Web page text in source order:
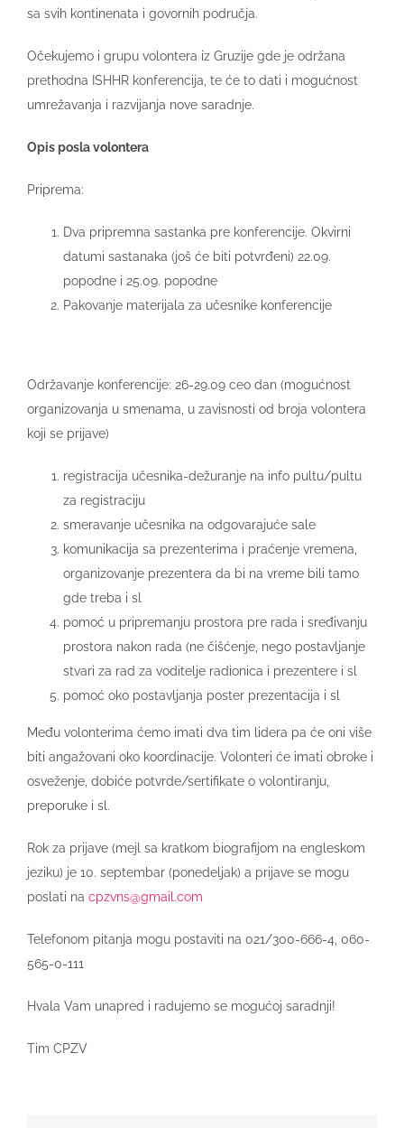
sa svih kontinenata i govornih područja.
Očekujemo i grupu volontera iz Gruzije gde je održana
prethodna ISHHR konferencija, te će to dati i mogućnost
umrežavanja i razvijanja nove saradnje.
Opis posla volontera
Priprema:
Dva pripremna sastanka pre konferencije. Okvirni
datumi sastanaka (još će biti potvrđeni) 22.09.
popodne i 25.09. popodne
Pakovanje materijala za učesnike konferencije
Održavanje konferencije: 26-29.09 ceo dan (mogućnost
organizovanja u smenama, u zavisnosti od broja volontera
koji se prijave)
registracija učesnika-dežuranje na info pultu/pultu
za registraciju
smeravanje učesnika na odgovarajuće sale
komunikacija sa prezenterima i praćenje vremena,
organizovanje prezentera da bi na vreme bili tamo
gde treba i sl
pomoć u pripremanju prostora pre rada i sređivanju
prostora nakon rada (ne čišćenje, nego postavljanje
stvari za rad za voditelje radionica i prezentere i sl
pomoć oko postavljanja poster prezentacija i sl
Među volonterima ćemo imati dva tim lidera pa će oni više
biti angažovani oko koordinacije. Volonteri će imati obroke i
osveženje, dobiće potvrde/sertifikate o volontiranju,
preporuke i sl.
Rok za prijave (mejl sa kratkom biografijom na engleskom
jeziku) je 10. septembar (ponedeljak) a prijave se mogu
poslati na cpzvns@gmail.com
Telefonom pitanja mogu postaviti na 021/300-666-4, 060-
565-0-111
Hvala Vam unapred i radujemo se mogućoj saradnji!
Tim CPZV